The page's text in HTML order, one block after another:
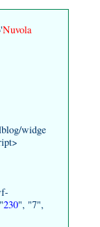
Nuvola
widge
230", "7",